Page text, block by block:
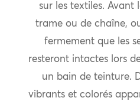
sur les textiles. Avant
trame ou de chaîne,
fermement que les
resteront intactes lors
un bain de teinture.
vibrants et colorés